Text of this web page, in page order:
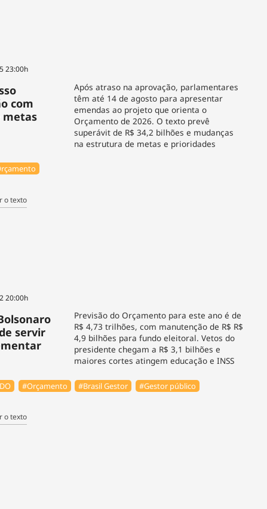
23:00h
com
metas
Após atraso na aprovação, parlamentares
têm até 14 de agosto para apresentar
emendas ao projeto que orienta o
Orçamento de 2026. O texto prevê
superávit de R$ 34,2 bilhões e mudanças
na estrutura de metas e prioridades
o texto
20:00h
servir
Previsão do Orçamento para este ano é de
R$ 4,73 trilhões, com manutenção de R$ R$
4,9 bilhões para fundo eleitoral. Vetos do
presidente chegam a R$ 3,1 bilhões e
maiores cortes atingem educação e INSS
#Orçamento #Brasil Gestor #Gestor público
o texto